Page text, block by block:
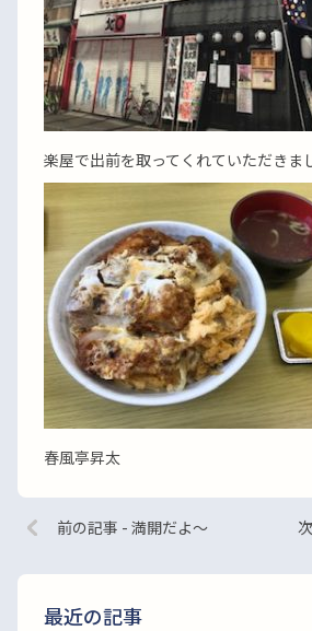
楽屋で出前を取ってくれていただき
春風亭昇太
前の記事 - 満開だよ〜
最近の記事